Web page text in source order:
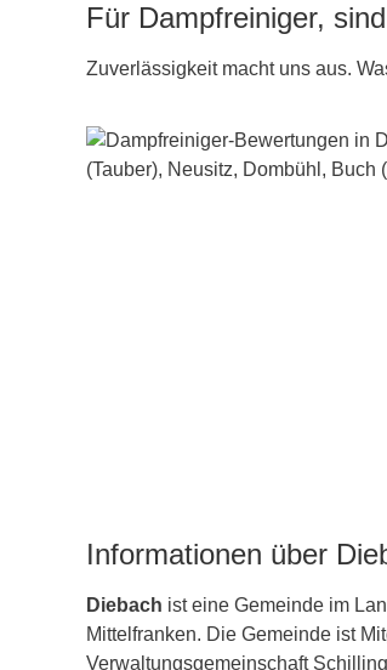
Für Dampfreiniger,
Zuverlässigkeit macht uns aus.
Informationen über
Diebach ist eine Gemeinde im
Mittelfranken. Die Gemeinde ist
Verwaltungsgemeinschaft